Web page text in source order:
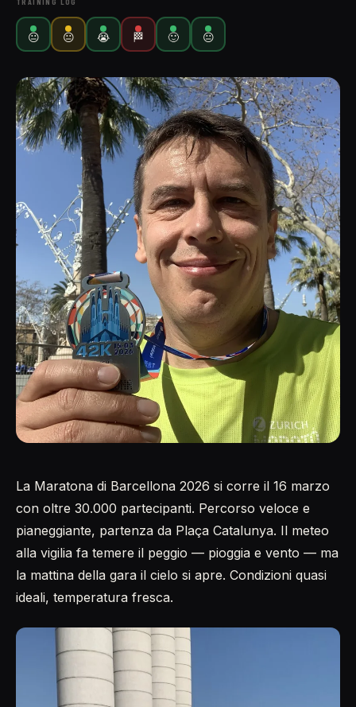
😐 😐 😭 🏁 🙂 😐
La Maratona di Barcellona 2026 si corre il 16 marzo
con oltre 30.000 partecipanti. Percorso veloce e
pianeggiante, partenza da Plaça Catalunya. Il meteo
alla vigilia fa temere il peggio — pioggia e vento — ma
la mattina della gara il cielo si apre. Condizioni quasi
ideali, temperatura fresca.